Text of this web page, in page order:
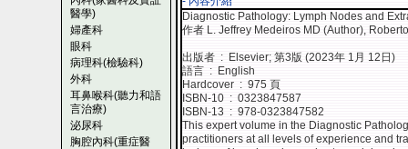
醫學)
婦產科
眼科
病理科(檢驗科)
外科
耳鼻喉科(聽力和語
言治療)
泌尿科
胸腔內科(重症醫
Diagnostic Pathology: Lymph Nodes and
作者 L. Jeffrey Medeiros MD (Author),
出版者 ‏ : ‎ Elsevier; 第3版 (2023年 1月 12日)
語言 ‏ : ‎ English
Hardcover ‏ : ‎ 975 頁
ISBN-10 ‏ : ‎ 0323847587
ISBN-13 ‏ : ‎ 978-0323847582
This expert volume in the Diagnostic
practitioners at all levels of experience and